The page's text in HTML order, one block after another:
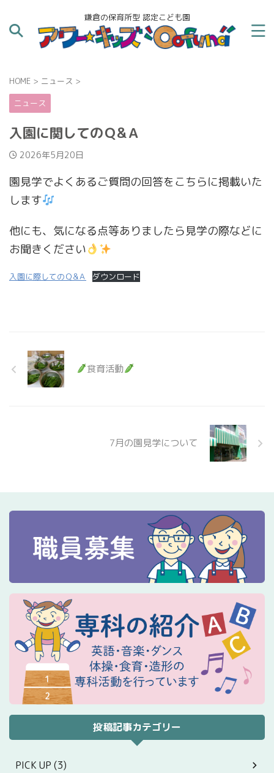
鎌倉の保育所型 認定こども園
HOME > ニュース >
ニュース
入園に関してのＱ&Ａ
2026年5月20日
園見学でよくあるご質問の回答をこちらに掲載いた
します
他にも、気になる点等ありましたら見学の際などに
お聞きください
入園に際してのＱ&Ａ ダウンロード
食育活動
7月の園見学について
投稿記事カテゴリー
PICK UP (3)